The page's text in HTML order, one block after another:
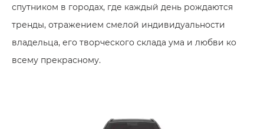
спутником в городах, где каждый день рождаются
тренды, отражением смелой индивидуальности
владельца, его творческого склада ума и любви ко
всему прекрасному.